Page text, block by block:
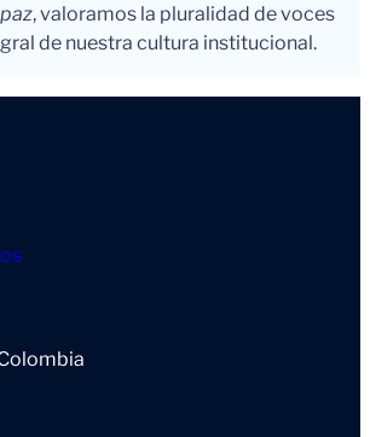
, valoramos la pluralidad de voces
de nuestra cultura institucional.